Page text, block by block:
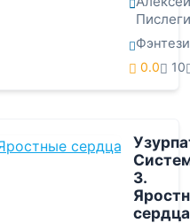
Фэнтези
0.0 10
3.
сердца